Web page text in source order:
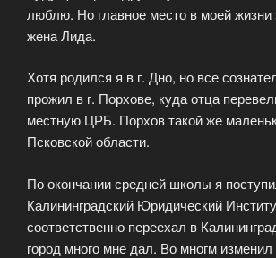
люблю. Но главное место в моей жизни
жена Лида.
Хотя родился я в г. Дно, но все
прожил в г. Порхове, куда отца
местную ЦРБ. Порхов такой же
Псковской области.
По окончании средней школы я
Калининградский Юридический
соответственно переехал в
город много мне дал. Во многм